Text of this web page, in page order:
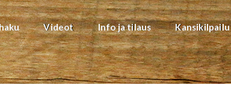
Videot Info ja tilaus Kansikilpailu